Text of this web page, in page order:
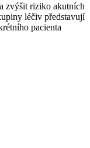
zvýšit riziko akutních
léčiv představují
pacienta